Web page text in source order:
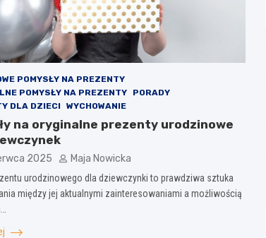
POMYSŁY NA PREZENTY
POMYSŁY NA PREZENTY
PORADY
DLA DZIECI
WYCHOWANIE
na oryginalne prezenty urodzinowe
2025 Maja Nowicka
urodzinowego dla dziewczynki to prawdziwa sztuka
między jej aktualnymi zainteresowaniami a możliwością